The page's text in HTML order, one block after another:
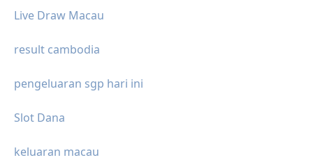
Live Draw Macau
result cambodia
pengeluaran sgp hari ini
Slot Dana
keluaran macau